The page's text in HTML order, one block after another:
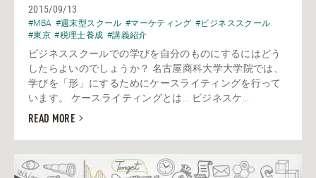
2015/09/13
#MBA #週末型スクール #マーケティング #ビジネススクール
#東京 #税理士養成 #講義紹介
ビジネススクールでの学びを自分のものにするにはどう
したらよいのでしょうか？ 名古屋商科大学大学院では、
学びを「形」にするためにケースライティングを行って
います。 ケースライティングとは... ビジネスケ...
READ MORE